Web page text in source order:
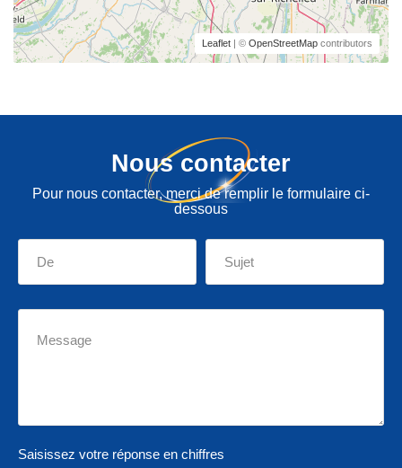
Leaflet | © OpenStreetMap contributors
Nous contacter
Pour nous contacter, merci de remplir le formulaire ci-
dessous
Saisissez votre réponse en chiffres